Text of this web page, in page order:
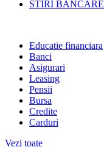
STIRI BANCARE
Educatie financiara
Banci
Asigurari
Leasing
Pensii
Bursa
Credite
Carduri
Vezi toate